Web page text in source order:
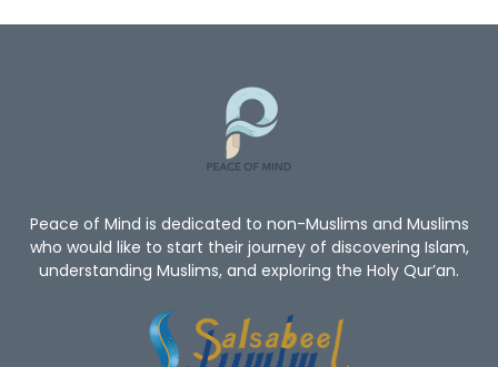
Matrimonio
Derechos De Los Padres Derechos Humanos
La Muerte Testimonio De Fe
Convertirse Al Islam Musulmanes Nuevo Viaje
La Oración
Peace of Mind is dedicated to non-Muslims and Muslims
who would like to start their journey of discovering Islam,
understanding Muslims, and exploring the Holy Qur’an.